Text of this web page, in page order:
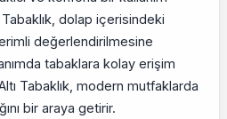
dolap içerisindeki
değerlendirilmesine
tabaklara kolay erişim
Tabaklık, modern mutfaklarda
bir araya getirir.